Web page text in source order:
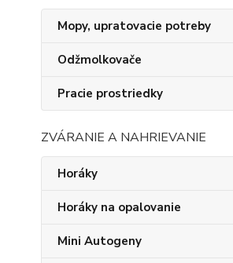
Mopy, upratovacie potreby
Odžmolkovače
Pracie prostriedky
ZVÁRANIE A NAHRIEVANIE
Horáky
Horáky na opalovanie
Mini Autogeny